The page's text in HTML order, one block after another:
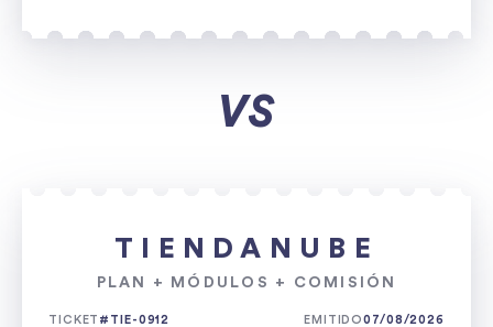
VS
TIENDANUBE
PLAN + MÓDULOS + COMISIÓN
TICKET #TIE-0912 EMITIDO07/08/2026